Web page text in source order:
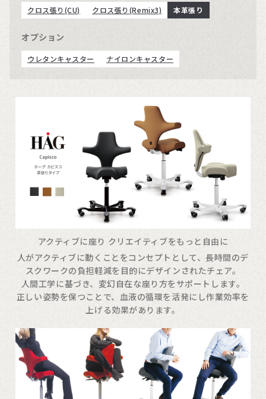
クロス張り(CU) クロス張り(Remix3) 本革張り
オプション
ウレタンキャスター ナイロンキャスター
アクティブに座り クリエイティブをもっと自由に
人がアクティブに動くことをコンセプトとして、長時間のデ
スクワークの負担軽減を目的にデザインされたチェア。
人間工学に基づき、変幻自在な座り方をサポートします。
正しい姿勢を保つことで、血液の循環を活発にし作業効率を
上げる効果があります。